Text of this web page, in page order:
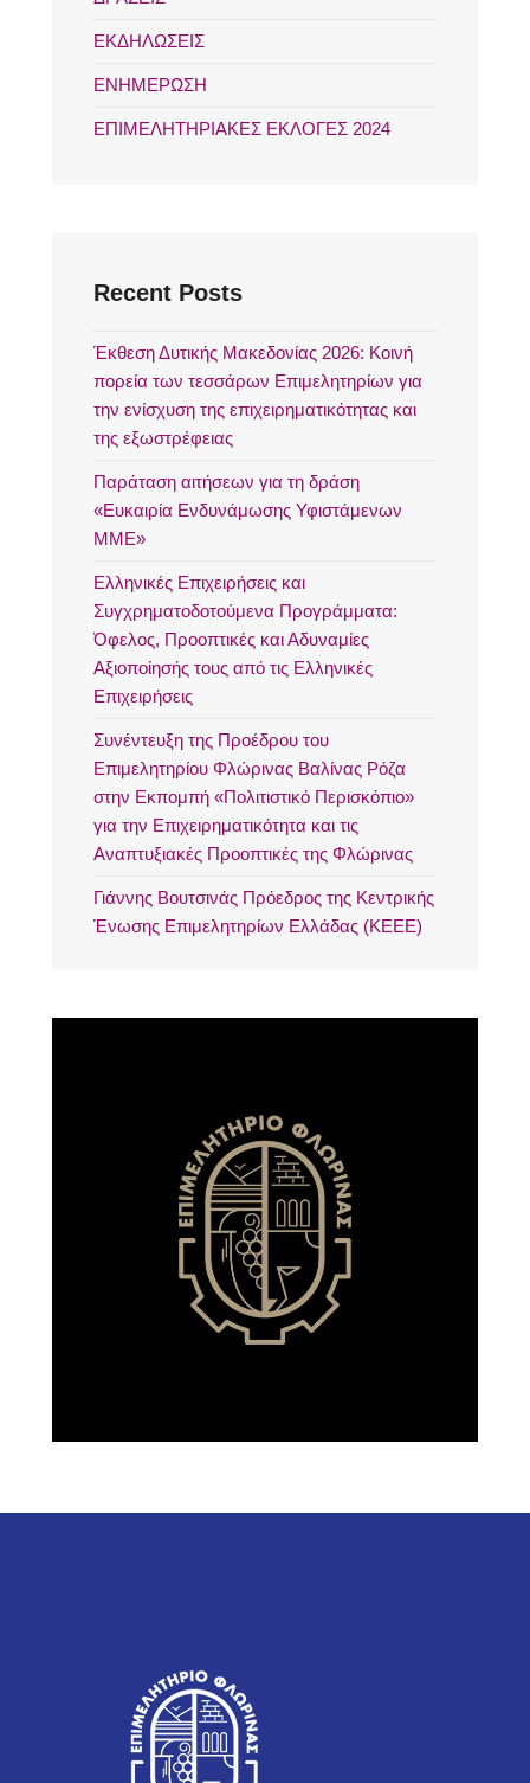
ΕΚΔΗΛΩΣΕΙΣ
ΕΝΗΜΕΡΩΣΗ
ΕΠΙΜΕΛΗΤΗΡΙΑΚΕΣ ΕΚΛΟΓΕΣ 2024
Recent Posts
Έκθεση Δυτικής Μακεδονίας 2026: Κοινή
πορεία των τεσσάρων Επιμελητηρίων για
την ενίσχυση της επιχειρηματικότητας και
της εξωστρέφειας
Παράταση αιτήσεων για τη δράση
«Ευκαιρία Ενδυνάμωσης Υφιστάμενων
ΜΜΕ»
Ελληνικές Επιχειρήσεις και
Συγχρηματοδοτούμενα Προγράμματα:
Όφελος, Προοπτικές και Αδυναμίες
Αξιοποίησής τους από τις Ελληνικές
Επιχειρήσεις
Συνέντευξη της Προέδρου του
Επιμελητηρίου Φλώρινας Βαλίνας Ρόζα
στην Εκπομπή «Πολιτιστικό Περισκόπιο»
για την Επιχειρηματικότητα και τις
Αναπτυξιακές Προοπτικές της Φλώρινας
Γιάννης Βουτσινάς Πρόεδρος της Κεντρικής
Ένωσης Επιμελητηρίων Ελλάδας (ΚΕΕΕ)